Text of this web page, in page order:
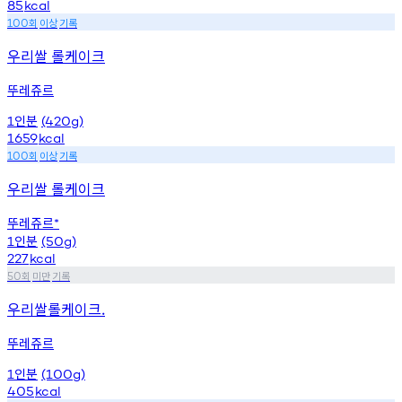
85kcal
100회 이상기록
우리쌀 롤케이크
뚜레쥬르
1 인분 (420g)
1659kcal
100회 이상기록
우리쌀 롤케이크
뚜레쥬르*
1 인분 (50g)
227kcal
50회 미만기록
우리쌀롤케이크.
뚜레쥬르
1 인분 (100g)
405kcal